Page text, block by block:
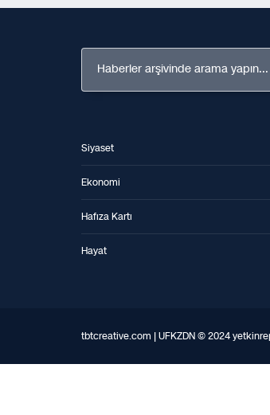
Haberler arşivinde arama yapın...
Siyaset
Ekonomi
Hafıza Kartı
Hayat
tbtcreative.com | UFKZDN © 2024